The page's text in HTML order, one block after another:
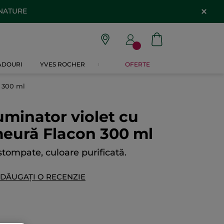
YVES ROCHER OFERTE
ml
violet cu
Flacon 300 ml
culoare purificată.
O RECENZIE